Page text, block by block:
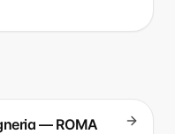
— ROMA